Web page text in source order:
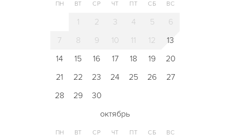
ПН ВТ СР ЧТ ПТ СБ ВС
1 2 3 4 5
6
7
8 9 10 11 12
13
14
15 16 17 18 19
20
21
22 23 24 25 26
27
28
29
30
октябрь
ПН ВТ СР ЧТ ПТ СБ ВС